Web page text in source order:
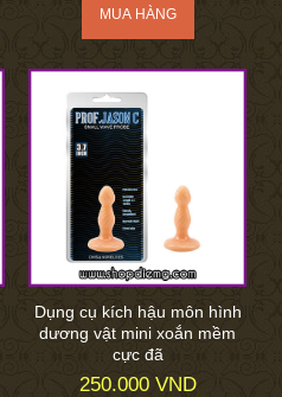
Dụng cụ kích hậu môn hình
dương vật mini xoắn mềm
cực đã
250.000 VND